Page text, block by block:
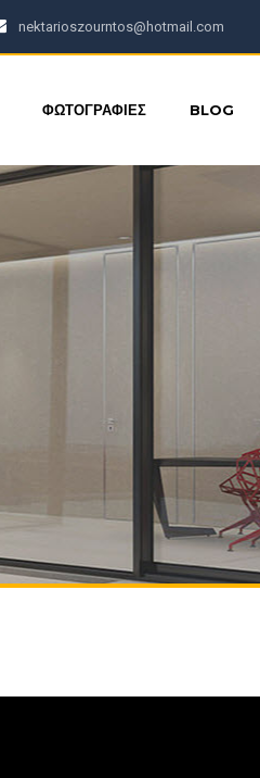
nektarioszourntos@hotmail.com
ΦΩΤΟΓΡΑΦΙΕΣ BLOG